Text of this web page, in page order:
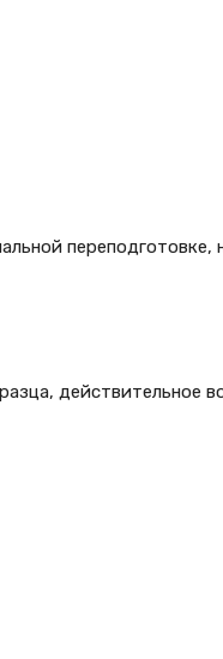
переподготовке,
действительное